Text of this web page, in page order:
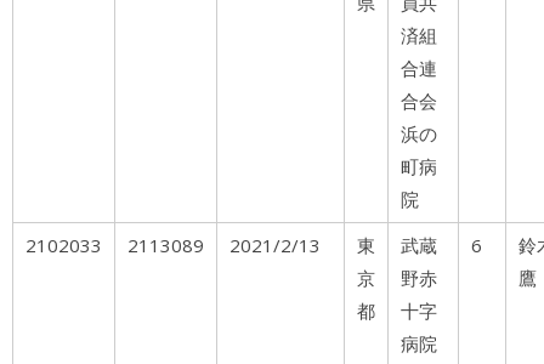
済組
合連
合会
浜の
町病
院
2102033 2113089 2021/2/13
東
京
都
武蔵
野赤
十字
病院
6
鈴
鷹